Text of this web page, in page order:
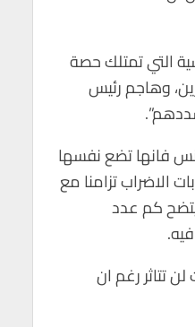
التي تمتلك حصة
وهاجم رئيس
فانها تضع نفسها
الاضراب تزامنا مع
يتضح كم عدد
تتاثر رغم ان